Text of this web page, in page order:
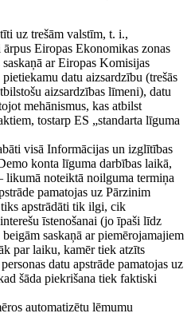
uz trešām valstīm, t. i.,
Eiropas Ekonomikas zonas
ar Eiropas Komisijas
datu aizsardzību (trešās
aizsardzības līmeni), datu
mehānismus, kas atbilst
tostarp ES „standarta līguma
visā Informācijas un izglītības
konta līguma darbības laikā,
likumā noteiktā noilguma termiņa
pamatojas uz Pārzinim
apstrādāti tik ilgi, cik
īstenošanai (jo īpaši līdz
saskaņā ar piemērojamajiem
par laiku, kamēr tiek atzīts
datu apstrāde pamatojas uz
šāda piekrišana tiek faktiski
automatizētu lēmumu